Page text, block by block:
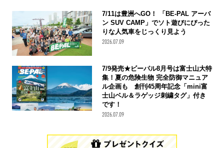
7/11は豊洲へGO！ 「BE-PAL アーバ
ン SUV CAMP」でソト遊びにぴった
りな人気車をじっくり見よう
2026.07.09
7/9発売★ビーパル8月号は富士山大特
集！夏の危険生物 完全防御マニュア
ル企画も 創刊45周年記念「mini富
士山ベル＆ラゲッジ刺繍タグ」付き
です！
2026.07.09